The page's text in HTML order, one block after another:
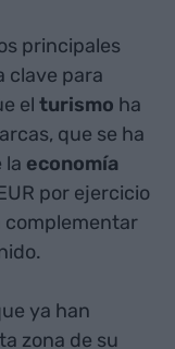
principales
clave para
el turismo ha
que se ha
la economía
por ejercicio
complementar
ya han
zona de su